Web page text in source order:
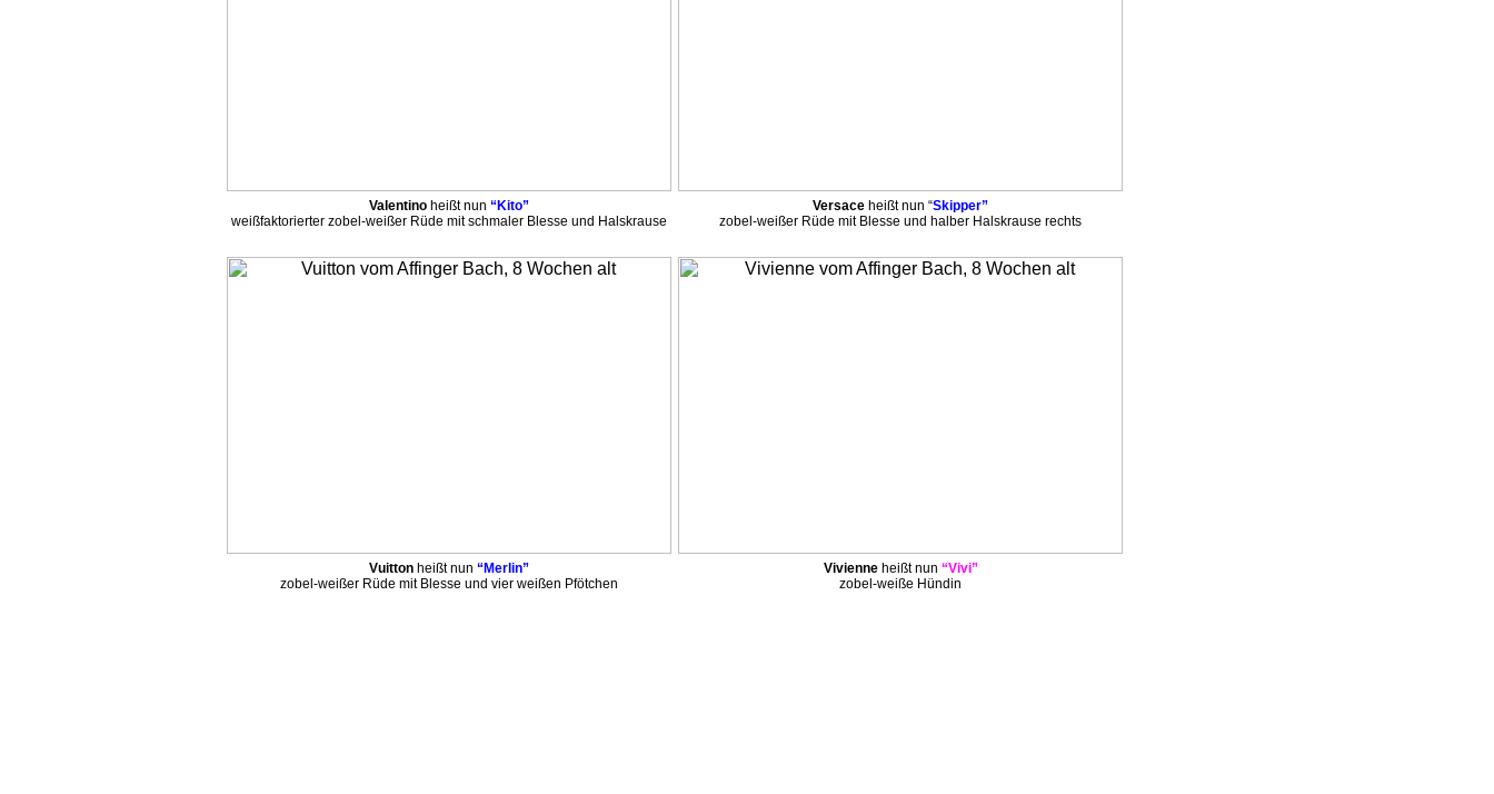
Valentino heißt nun “Kito”
weißfaktorierter zobel-weißer Rüde mit schmaler Blesse und Halskrause
Versace heißt nun “Skipper”
zobel-weißer Rüde mit Blesse und halber Halskrause rechts
Vuitton heißt nun “Merlin”
zobel-weißer Rüde mit Blesse und vier weißen Pfötchen
Vivienneheißt nun “Vivi”
zobel-weiße Hündin